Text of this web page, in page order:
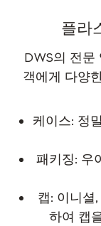
플라
DWS의 전문
객에게 다양
케이스: 정
패키징: 우
캡: 이니셜
하여 캡